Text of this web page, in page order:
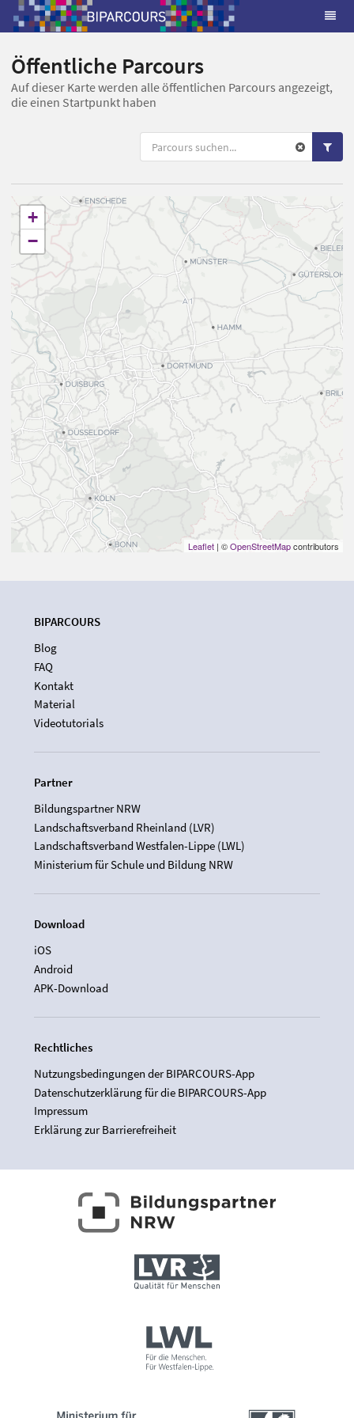
Öffentliche Parcours
Auf dieser Karte werden alle öffentlichen Parcours angezeigt,
die einen Startpunkt haben
+
−
Leaflet | ©OpenStreetMapcontributors
BIPARCOURS
Blog
FAQ
Kontakt
Material
Videotutorials
Partner
Bildungspartner NRW
Landschaftsverband Rheinland (LVR)
Landschaftsverband Westfalen-Lippe (LWL)
Ministerium für Schule und Bildung NRW
Download
iOS
Android
APK-Download
Rechtliches
Nutzungsbedingungen der BIPARCOURS-App
Datenschutzerklärung für die BIPARCOURS-App
Impressum
Erklärung zur Barrierefreiheit